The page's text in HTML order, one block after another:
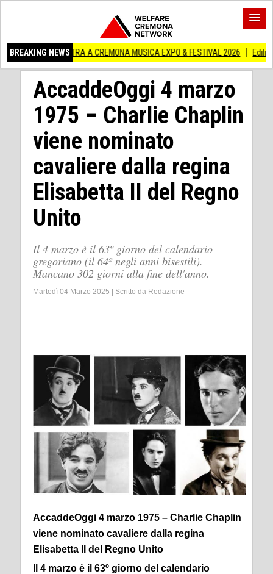
BREAKING NEWS
A CREMONA MUSICA EXPO & FESTIVAL 2026 Edilizia lombarda,
AccaddeOggi 4 marzo
1975 – Charlie Chaplin
viene nominato
cavaliere dalla regina
Elisabetta II del Regno
Unito
Il 4 marzo è il 63º giorno del calendario
gregoriano (il 64º negli anni bisestili).
Mancano 302 giorni alla fine dell'anno.
Martedì 04 Marzo 2025 Scritto da Redazione
AccaddeOggi 4 marzo 1975 – Charlie Chaplin
viene nominato cavaliere dalla regina
Elisabetta II del Regno Unito
Il 4 marzo è il 63º giorno del calendario